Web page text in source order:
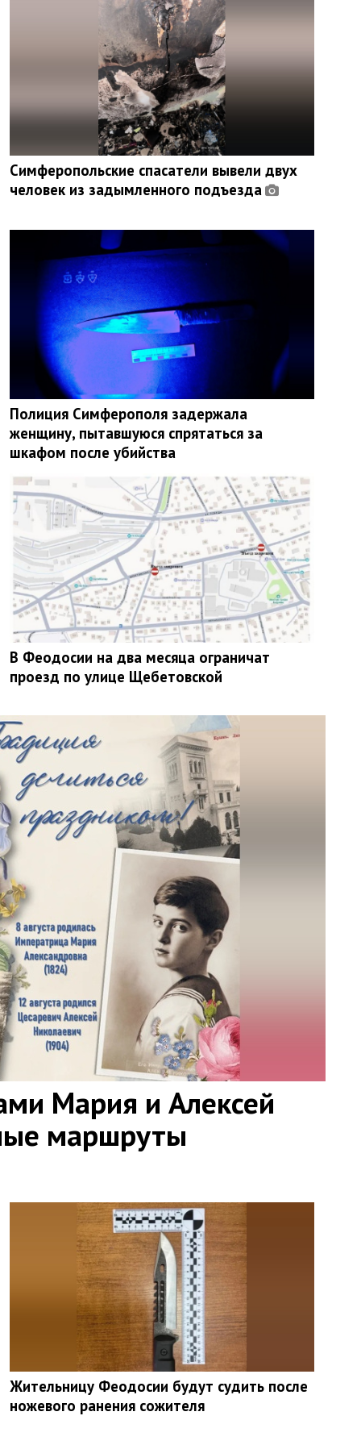
Симферопольские спасатели вывели двух
человек из задымленного подъезда
Полиция Симферополя задержала
женщину, пытавшуюся спрятаться за
шкафом после убийства
В Феодосии на два месяца ограничат
проезд по улице Щебетовской
Мария и Алексей
маршруты
Жительницу Феодосии будут судить после
ножевого ранения сожителя